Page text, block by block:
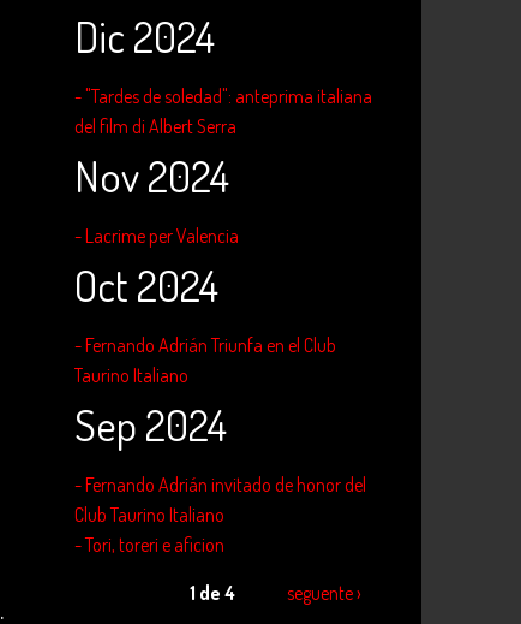
Dic 2024
- "Tardes de soledad": anteprima italiana
del film di Albert Serra
Nov 2024
- Lacrime per Valencia
Oct 2024
- Fernando Adrián Triunfa en el Club
Taurino Italiano
Sep 2024
- Fernando Adrián invitado de honor del
Club Taurino Italiano
- Tori, toreri e aficion
1 de 4
seguente ›